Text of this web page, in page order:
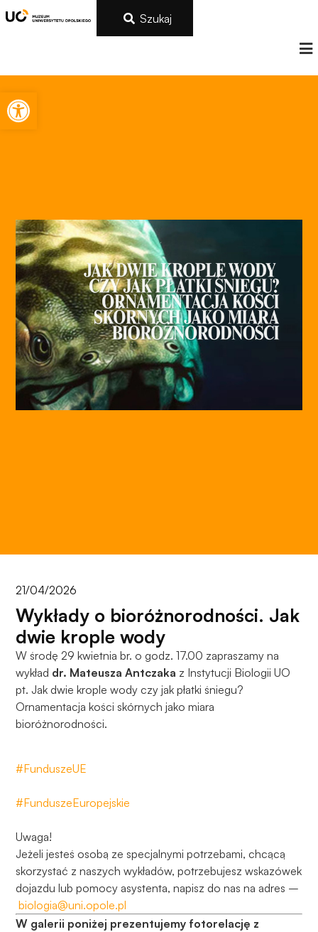
Otwórz pasek narzędzi
Szukaj
21/04/2026
Wykłady o bioróżnorodności. Jak
dwie krople wody
W środę 29 kwietnia br. o godz. 17.00 zapraszamy na
wykład dr. Mateusza Antczaka z Instytucji Biologii UO
pt. Jak dwie krople wody czy jak płatki śniegu?
Ornamentacja kości skórnych jako miara
bioróżnorodności.
#FunduszeUE
#FunduszeEuropejskie
Uwaga!
Jeżeli jesteś osobą ze specjalnymi potrzebami, chcącą
skorzystać z naszych wykładów, potrzebujesz wskazówek
dojazdu lub pomocy asystenta, napisz do nas na adres –
biologia@uni.opole.pl
W galerii poniżej prezentujemy fotorelację z